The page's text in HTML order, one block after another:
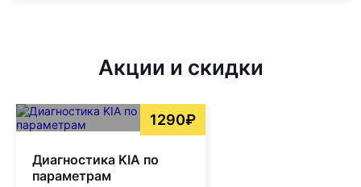
Акции и скидки
1290₽
Диагностика KIA по
параметрам